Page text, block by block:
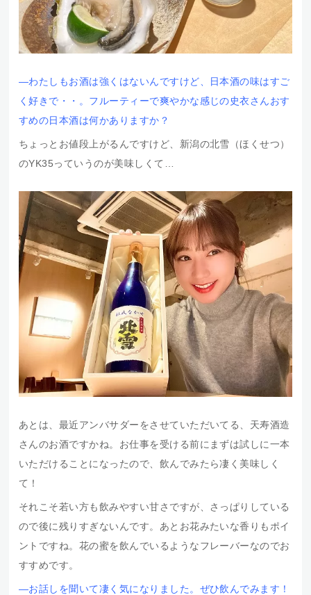
―わたしもお酒は強くはないんですけど、日本酒の味はすご
く好きで・・。 フルーティーで爽やかな感じの史衣さんおす
すめの日本酒は何かありますか？
ちょっとお値段上がるんですけど、新潟の北雪（ほくせつ）
のYK35っていうのが美味しくて…
あとは、最近アンバサダーをさせていただいてる、天寿酒造
さんのお酒ですかね。お仕事を受ける前にまずは試しに一本
いただけることになったので、飲んでみたら凄く美味しく
て！
それこそ若い方も飲みやすい甘さですが、さっぱりしている
ので後に残りすぎないんです。あとお花みたいな香りもポイ
ントですね。花の蜜を飲んでいるようなフレーバーなのでお
すすめです。
―お話しを聞いて凄く気になりました。ぜひ飲んでみます！